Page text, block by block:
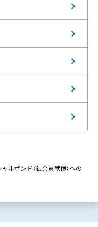
ルボンド（社会貢献債）への